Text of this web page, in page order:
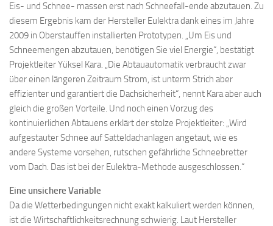
Eis- und Schnee- massen erst nach Schneefall-ende abzutauen. Zu
diesem Ergebnis kam der Hersteller Eulektra dank eines im Jahre
2009 in Oberstauffen installierten Prototypen. „Um Eis und
Schneemengen abzutauen, benötigen Sie viel Energie“, bestätigt
Projektleiter Yüksel Kara. „Die Abtauautomatik verbraucht zwar
über einen längeren Zeitraum Strom, ist unterm Strich aber
effizienter und garantiert die Dachsicherheit“, nennt Kara aber auch
gleich die großen Vorteile. Und noch einen Vorzug des
kontinuierlichen Abtauens erklärt der stolze Projektleiter: „Wird
aufgestauter Schnee auf Satteldachanlagen angetaut, wie es
andere Systeme vorsehen, rutschen gefährliche Schneebretter
vom Dach. Das ist bei der Eulektra-Methode ausgeschlossen.“
Eine unsichere Variable
Da die Wetterbedingungen nicht exakt kalkuliert werden können,
ist die Wirtschaftlichkeitsrechnung schwierig. Laut Hersteller